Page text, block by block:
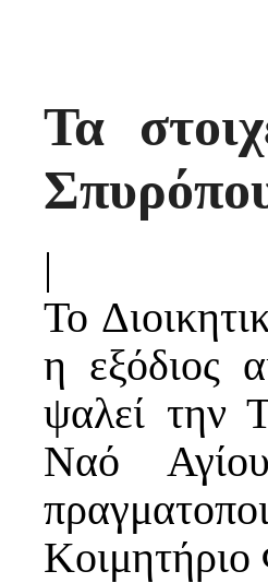
Τα
|
Το
η εξόδιος
ψαλεί την
Ναό